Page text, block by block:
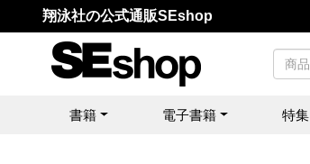
翔泳社の公式通販SEshop
書籍 電子書籍 特集